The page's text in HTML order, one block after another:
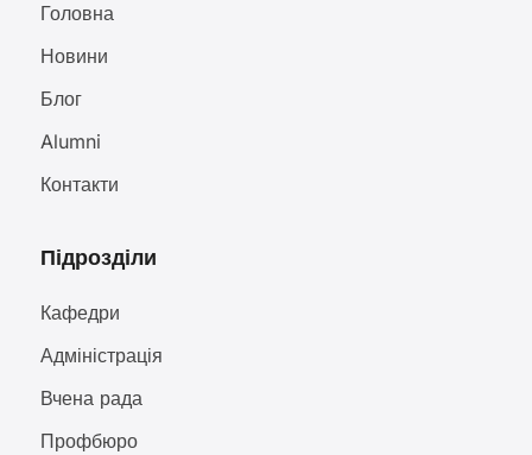
Головна
Новини
Блог
Alumni
Контакти
Підрозділи
Кафедри
Адміністрація
Вчена рада
Профбюро